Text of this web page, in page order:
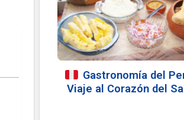
Gastronomía del
Viaje al Corazón del